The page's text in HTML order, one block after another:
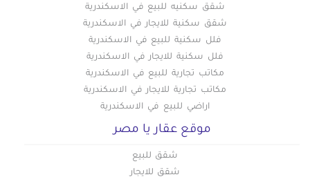
شقق سكنيه للبيع في الاسكندرية
شقق سكنية للايجار في الاسكندرية
فلل سكنية للبيع في الاسكندرية
فلل سكنية للايجار في الاسكندرية
مكاتب تجارية للبيع في الاسكندرية
مكاتب تجارية للايجار في الاسكندرية
اراضي للبيع في الاسكندرية
موقع عقار يا مصر
شقق للبيع
شقق للايجار